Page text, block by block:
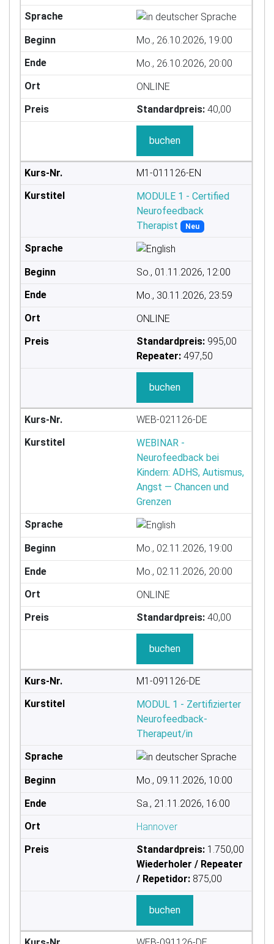
Mo., 26.10.2026, 19:00
Mo., 26.10.2026, 20:00
ONLINE
Standardpreis: 40,00
buchen
M1-011126-EN
MODULE 1 - Certified
Neurofeedback
Therapist
Neu
So., 01.11.2026, 12:00
Mo., 30.11.2026, 23:59
ONLINE
Standardpreis: 995,00
Repeater: 497,50
buchen
WEB-021126-DE
WEBINAR -
Neurofeedback bei
Kindern: ADHS, Autismus,
Angst — Chancen und
Grenzen
Mo., 02.11.2026, 19:00
Mo., 02.11.2026, 20:00
ONLINE
Standardpreis: 40,00
buchen
M1-091126-DE
MODUL 1 - Zertifizierter
Neurofeedback-
Therapeut/in
Mo., 09.11.2026, 10:00
Sa., 21.11.2026, 16:00
Hannover
Standardpreis: 1.750,00
Wiederholer / Repeater
/ Repetidor: 875,00
buchen